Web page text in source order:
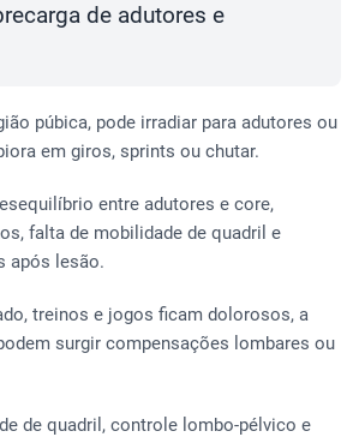
de adutores e
púbica, pode irradiar para adutores ou
em giros, sprints ou chutar.
entre adutores e core,
falta de mobilidade de quadril e
após lesão.
treinos e jogos ficam dolorosos, a
surgir compensações lombares ou
de quadril, controle lombo-pélvico e